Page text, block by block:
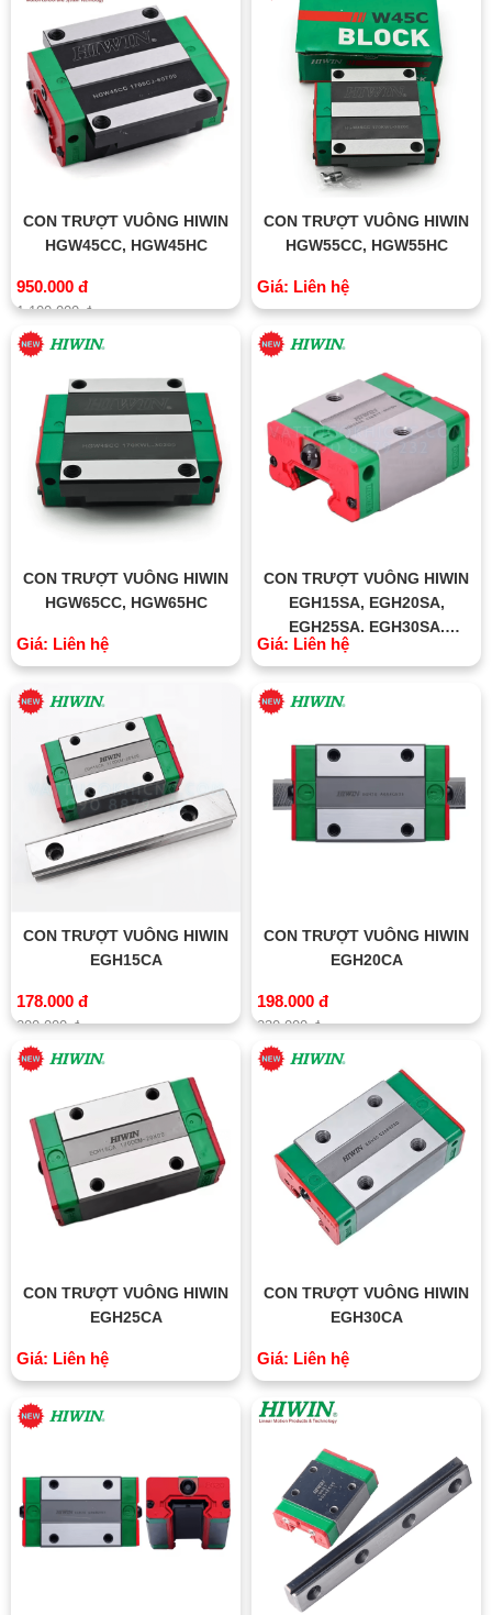
CON TRƯỢT VUÔNG HIWIN
HGW45CC, HGW45HC
950.000 đ
1.100.000 đ
CON TRƯỢT VUÔNG HIWIN
HGW55CC, HGW55HC
Giá: Liên hệ
CON TRƯỢT VUÔNG HIWIN
HGW65CC, HGW65HC
Giá: Liên hệ
CON TRƯỢT VUÔNG HIWIN
EGH15SA, EGH20SA,
EGH25SA, EGH30SA,
EGH35SA
Giá: Liên hệ
CON TRƯỢT VUÔNG HIWIN
EGH15CA
178.000 đ
200.000 đ
CON TRƯỢT VUÔNG HIWIN
EGH20CA
198.000 đ
230.000 đ
CON TRƯỢT VUÔNG HIWIN
EGH25CA
Giá: Liên hệ
CON TRƯỢT VUÔNG HIWIN
EGH30CA
Giá: Liên hệ